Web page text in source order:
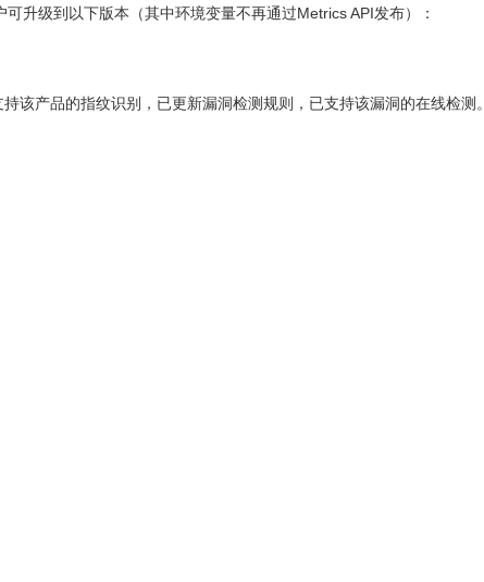
升级到以下版本（其中环境变量不再通过Metrics API发布）：
持该产品的指纹识别，已更新漏洞检测规则，已支持该漏洞的在线检测。